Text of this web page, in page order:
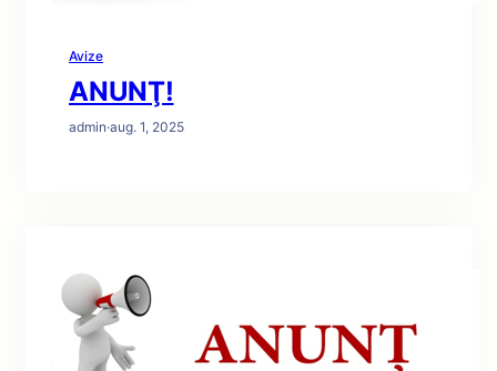
Avize
ANUNŢ!
admin·aug. 1, 2025